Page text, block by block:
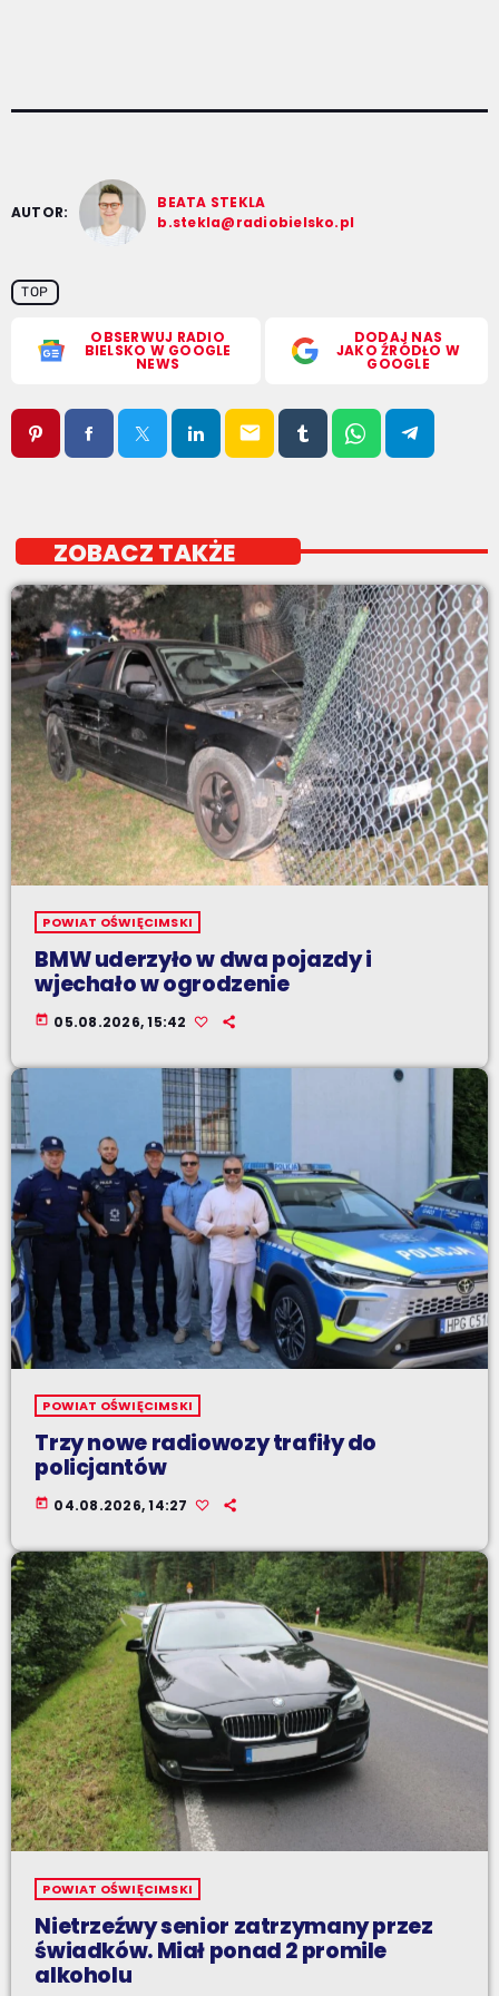
AUTOR:
BEATA STEKLA
b.stekla@radiobielsko.pl
TOP
OBSERWUJ RADIO
BIELSKO W GOOGLE
NEWS
DODAJ NAS
JAKO ŹRÓDŁO W
GOOGLE
email
ZOBACZ TAKŻE
POWIAT OŚWIĘCIMSKI
BMW uderzyło w dwa pojazdy i
wjechało w ogrodzenie
today 05.08.2026, 15:42
POWIAT OŚWIĘCIMSKI
Trzy nowe radiowozy trafiły do
policjantów
today 04.08.2026, 14:27
POWIAT OŚWIĘCIMSKI
Nietrzeźwy senior zatrzymany przez
świadków. Miał ponad 2 promile
alkoholu